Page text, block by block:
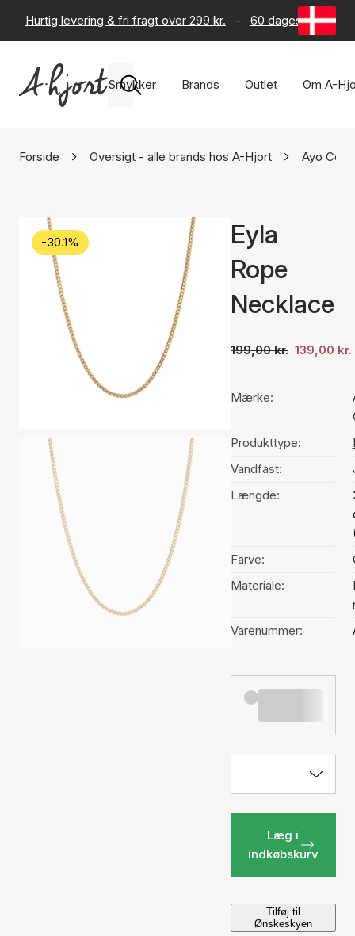
Hurtig levering & fri fragt over 299 kr. - 60 dages returret
Smykker Brands Outlet Om A-
Forside Oversigt - alle brands hos A-Hjort Ayo
-30.1%
Eyla
Rope
Necklace
199,00 kr. 139,00 kr.
Mærke:
Produkttype:
Vandfast:
Længde:
Farve:
Materiale:
Varenummer:
Læg i
indkøbskurv
Tilføj til
Ønskeskyen